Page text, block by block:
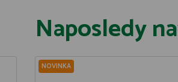
Naposledy
NOVINKA